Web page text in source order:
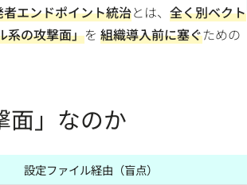
者エンドポイント統治とは、 全く別ベクト
系の攻撃面」を 組織導入前に塞ぐための
面」なのか
設定ファイル経由（盲点）